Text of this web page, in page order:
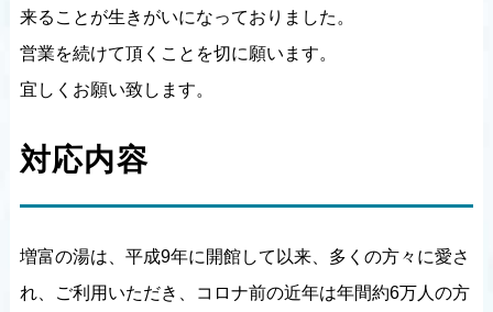
来ることが生きがいになっておりました。
営業を続けて頂くことを切に願います。
宜しくお願い致します。
対応内容
増富の湯は、平成9年に開館して以来、多くの方々に愛さ
れ、ご利用いただき、コロナ前の近年は年間約6万人の方